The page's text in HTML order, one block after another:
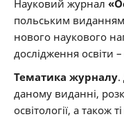
Науковий журнал
польським
нового наукового
дослідження освіти –
Тематика журналу.
даному виданні,
освітології, а також